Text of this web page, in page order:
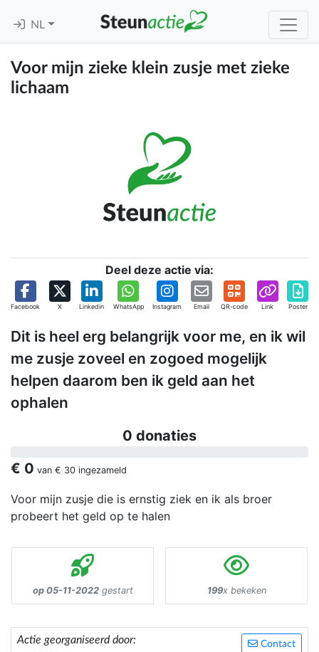
NL
Voor mijn zieke klein zusje met zieke
lichaam
Deel deze actie via:
Facebook X Linkedin WhatsApp Instagram Email QR-code Link Poster
Dit is heel erg belangrijk voor me, en ik wil
me zusje zoveel en zogoed mogelijk
helpen daarom ben ik geld aan het
ophalen
0 donaties
€ 0 van € 30 ingezameld
Voor mijn zusje die is ernstig ziek en ik als broer
probeert het geld op te halen
op 05-11-2022gestart 199x bekeken
Contact
Actie georganiseerd door: